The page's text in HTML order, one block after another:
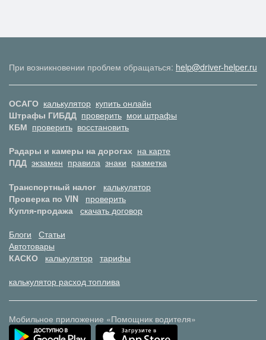
При возникновении проблем обращаться: help@driver-helper.ru
ОСАГО калькулятор купить онлайн
Штрафы ГИБДД проверить мои штрафы
КБМ проверить восстановить
Радары и камеры на дорогах на карте
ПДД экзамен правила знаки разметка
Транспортный налог
калькулятор
Проверка по VIN
проверить
Купля-продажа скачать договор
Блоги
Статьи
Автотовары
КАСКО
калькулятор тарифы
калькулятор расход топлива
Мобильное приложение «Помощник водителя»